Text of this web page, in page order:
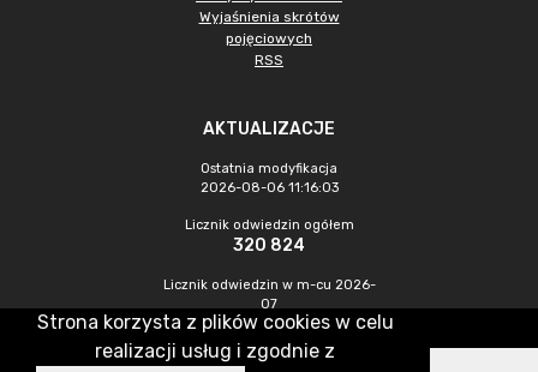
Wyjaśnienia skrótów
pojęciowych
RSS
AKTUALIZACJE
Ostatnia modyfikacja
2026-08-06 11:16:03
Licznik odwiedzin ogółem
320 824
Licznik odwiedzin w m-cu 2026-
07
883
Strona korzysta z plików cookies w celu
realizacji usług i zgodnie z